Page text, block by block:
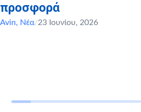
προσφορά
Avin, Νέα/23 Ιουνίου, 2026